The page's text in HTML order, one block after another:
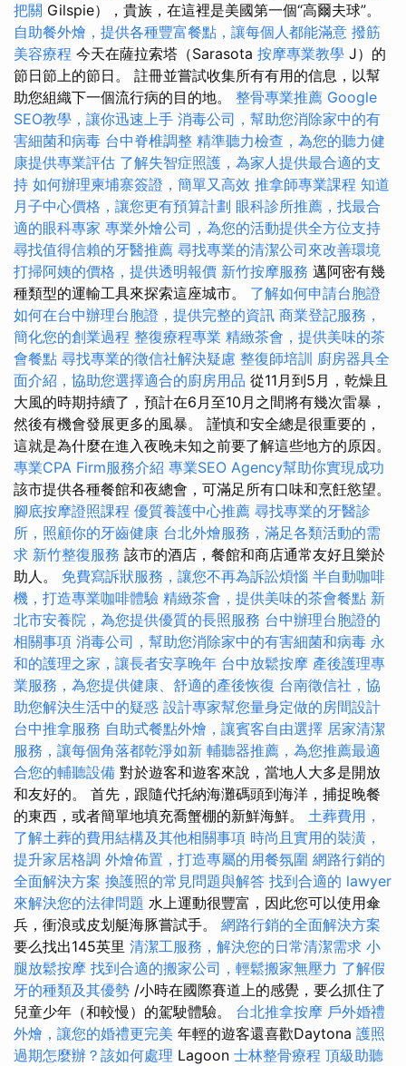
把關 Gilspie），貴族，在這裡是美國第一個“高爾夫球”。
自助餐外燴，提供各種豐富餐點，讓每個人都能滿意 撥筋
美容療程 今天在薩拉索塔（Sarasota 按摩專業教學 J）的
節日節上的節日。 註冊並嘗試收集所有有用的信息，以幫
助您組織下一個流行病的目的地。 整骨專業推薦 Google
SEO教學，讓你迅速上手 消毒公司，幫助您消除家中的有
害細菌和病毒 台中脊椎調整 精準聽力檢查，為您的聽力健
康提供專業評估 了解失智症照護，為家人提供最合適的支
持 如何辦理柬埔寨簽證，簡單又高效 推拿師專業課程 知道
月子中心價格，讓您更有預算計劃 眼科診所推薦，找最合
適的眼科專家 專業外燴公司，為您的活動提供全方位支持
尋找值得信賴的牙醫推薦 尋找專業的清潔公司來改善環境
打掃阿姨的價格，提供透明報價 新竹按摩服務 邁阿密有幾
種類型的運輸工具來探索這座城市。 了解如何申請台胞證
如何在台中辦理台胞證，提供完整的資訊 商業登記服務，
簡化您的創業過程 整復療程專業 精緻茶會，提供美味的茶
會餐點 尋找專業的徵信社解決疑慮 整復師培訓 廚房器具全
面介紹，協助您選擇適合的廚房用品 從11月到5月，乾燥且
大風的時期持續了，預計在6月至10月之間將有幾次雷暴，
然後有機會發展更多的風暴。 謹慎和安全總是很重要的，
這就是為什麼在進入夜晚未知之前要了解這些地方的原因。
專業CPA Firm服務介紹 專業SEO Agency幫助你實現成功
該市提供各種餐館和夜總會，可滿足所有口味和烹飪慾望。
腳底按摩證照課程 優質養護中心推薦 尋找專業的牙醫診
所，照顧你的牙齒健康 台北外燴服務，滿足各類活動的需
求 新竹整復服務 該市的酒店，餐館和商店通常友好且樂於
助人。 免費寫訴狀服務，讓您不再為訴訟煩惱 半自動咖啡
機，打造專業咖啡體驗 精緻茶會，提供美味的茶會餐點 新
北市安養院，為您提供優質的長照服務 台中辦理台胞證的
相關事項 消毒公司，幫助您消除家中的有害細菌和病毒 永
和的護理之家，讓長者安享晚年 台中放鬆按摩 產後護理專
業服務，為您提供健康、舒適的產後恢復 台南徵信社，協
助您解決生活中的疑惑 設計專家幫您量身定做的房間設計
台中推拿服務 自助式餐點外燴，讓賓客自由選擇 居家清潔
服務，讓每個角落都乾淨如新 輔聽器推薦，為您推薦最適
合您的輔聽設備 對於遊客和遊客來說，當地人大多是開放
和友好的。 首先，跟隨代托納海灘碼頭到海洋，捕捉晚餐
的東西，或者簡單地填充喬蟹棚的新鮮海鮮。 土葬費用，
了解土葬的費用結構及其他相關事項 時尚且實用的裝潢，
提升家居格調 外燴佈置，打造專屬的用餐氛圍 網路行銷的
全面解決方案 換護照的常見問題與解答 找到合適的 lawyer
來解決您的法律問題 水上運動很豐富，因此您可以使用傘
兵，衝浪或皮划艇海豚嘗試手。 網路行銷的全面解決方案
要么找出145英里 清潔工服務，解決您的日常清潔需求 小
腿放鬆按摩 找到合適的搬家公司，輕鬆搬家無壓力 了解假
牙的種類及其優勢 /小時在國際賽道上的感覺，要么抓住了
兒童少年（和較慢）的駕駛體驗。 台北推拿按摩 戶外婚禮
外燴，讓您的婚禮更完美 年輕的遊客還喜歡Daytona 護照
過期怎麼辦？該如何處理 Lagoon 士林整骨療程 頂級助聽